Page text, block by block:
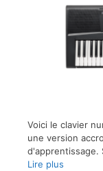
Voici le clavier
une version
d'apprentissage.
Lire plus